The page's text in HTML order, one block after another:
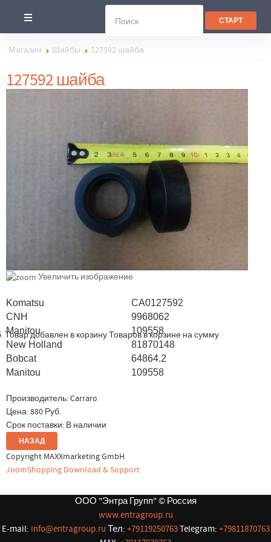
Товар добавлен в корзину Товаров в корзине на сумму
Магазин Шайбы 127592 шайба
127592 шайба
Увеличить изображение
Komatsu
CA0127592
CNH
9968062
Manitou
109558
New Holland
81870148
Bobcat
64864.2
Manitou
109558
Производитель:Carraro
Цена:880 Руб.
Срок поставки: В наличии
Copyright MAXXmarketing GmbH
JoomShopping Download & Support
ООО "Энтра Групп" © Россия
www.entragroup.ru
E-mail: info@entragroup.ru Тел: +79119250763Telegram: +79811870763